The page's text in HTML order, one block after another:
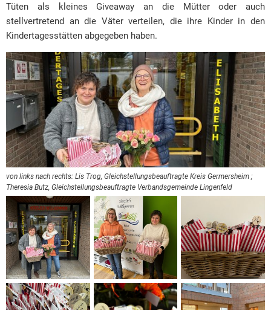
Tüten als kleines Giveaway an die Mütter oder auch
stellvertretend an die Väter verteilen, die ihre Kinder in den
Kindertagesstätten abgegeben haben.
von links nach rechts: Lis Trog, Gleichstellungsbeauftragte Kreis Germersheim ;
Theresia Butz, Gleichstellungsbeauftragte Verbandsgemeinde Lingenfeld